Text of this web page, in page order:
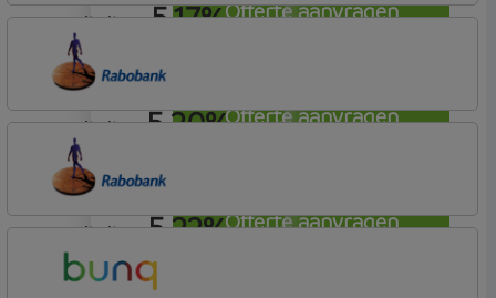
Offerte aanvragen
5,17%
Offerte aanvragen
annuiteit
5,20%
Offerte aanvragen
Tulp Hypotheken
Tulp Riant Hypotheek
annuiteit
5,22%
Rabobank Spaarbank
Plusvoorwaarden (Incl. Korting)
annuiteit
Basisvoorwaarden